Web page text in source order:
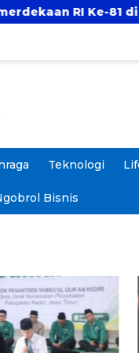
Ke-81 di
Teknologi
Bisnis